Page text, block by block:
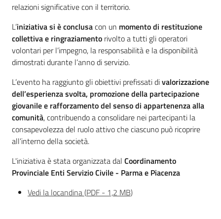
relazioni significative con il territorio.
L’iniziativa si è conclusacon un momento di restituzione
collettiva e ringraziamento rivolto a tutti gli operatori
volontari per l’impegno, la responsabilità e la disponibilità
dimostrati durante l’anno di servizio.
L’evento ha raggiunto gli obiettivi prefissati divalorizzazione
dell’esperienza svolta, promozione della partecipazione
giovanile e rafforzamento del senso di appartenenza alla
comunità, contribuendo a consolidare nei partecipanti la
consapevolezza del ruolo attivo che ciascuno può ricoprire
all’interno della società.
L'iniziativa è stata organizzata dal Coordinamento
Provinciale Enti Servizio Civile - Parma e Piacenza
Vedi la locandina(PDF - 1,2 MB)